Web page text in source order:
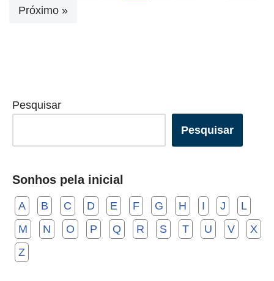
Próximo »
Pesquisar
Pesquisar
Sonhos pela inicial
A B C D E F G H I J
L
M
N O P Q R S T U V
X
Z